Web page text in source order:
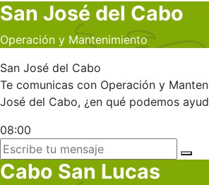
San José del Cabo
Operación y Mantenimiento
San José del Cabo
Te comunicas con Operación y
José del Cabo, ¿en qué podemos
08:00
Cabo San Lucas